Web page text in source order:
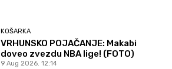
KOŠARKA
VRHUNSKO POJAČANJE: Makabi
doveo zvezdu NBA lige! (FOTO)
9 Aug 2026. 12:14